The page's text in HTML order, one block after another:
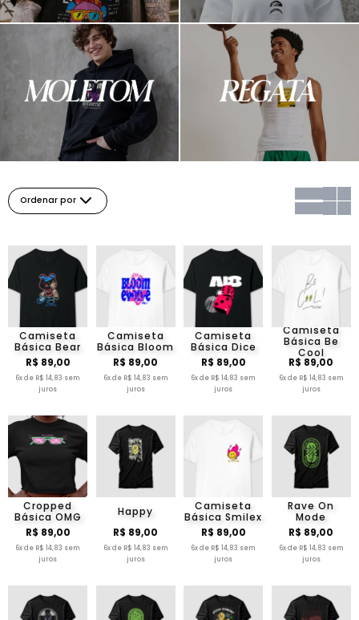
Ordenar por
Camiseta
Básica Bear
R$ 89,00
6x de R$ 14,83 sem
juros
Camiseta
Básica Bloom
R$ 89,00
6x de R$ 14,83 sem
juros
Camiseta
Básica Dice
R$ 89,00
6x de R$ 14,83 sem
juros
Camiseta
Básica Be
Cool
R$ 89,00
6x de R$ 14,83 sem
juros
Cropped
Básica OMG
R$ 89,00
6x de R$ 14,83 sem
juros
Happy
R$ 89,00
6x de R$ 14,83 sem
juros
Camiseta
Básica Smilex
R$ 89,00
6x de R$ 14,83 sem
juros
Rave On
Mode
R$ 89,00
6x de R$ 14,83 sem
juros